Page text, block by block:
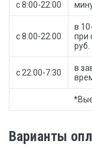
с 8:00-22:00
с 8:00-22:00
в
при
руб.
с 22:00-7:30
в
Варианты